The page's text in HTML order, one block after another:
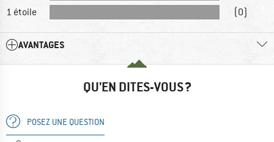
1 étoile
(0)
AVANTAGES
QU'EN DITES-VOUS ?
POSEZ UNE QUESTION